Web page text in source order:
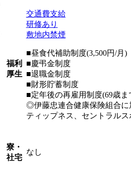
福利
厚生
交通費支給
研修あり
敷地内禁煙
■昼食代補助制度(3,500円/月)
■慶弔金制度
■退職金制度
■財形貯蓄制度
■定年後の再雇用制度(69歳ま
◎伊藤忠連合健康保険組合に
ティップネス、セントラル
寮・
社宅
なし